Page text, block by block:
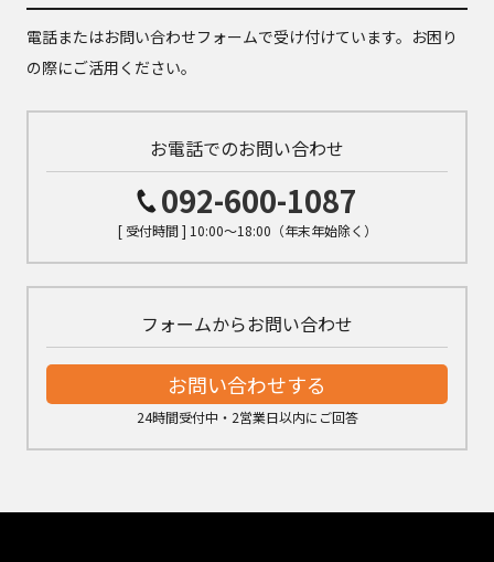
電話またはお問い合わせフォームで受け付けています。お困り
の際にご活用ください。
お電話でのお問い合わせ
092-600-1087
[ 受付時間 ] 10:00～18:00（年末年始除く）
フォームからお問い合わせ
お問い合わせする
24時間受付中・2営業日以内にご回答